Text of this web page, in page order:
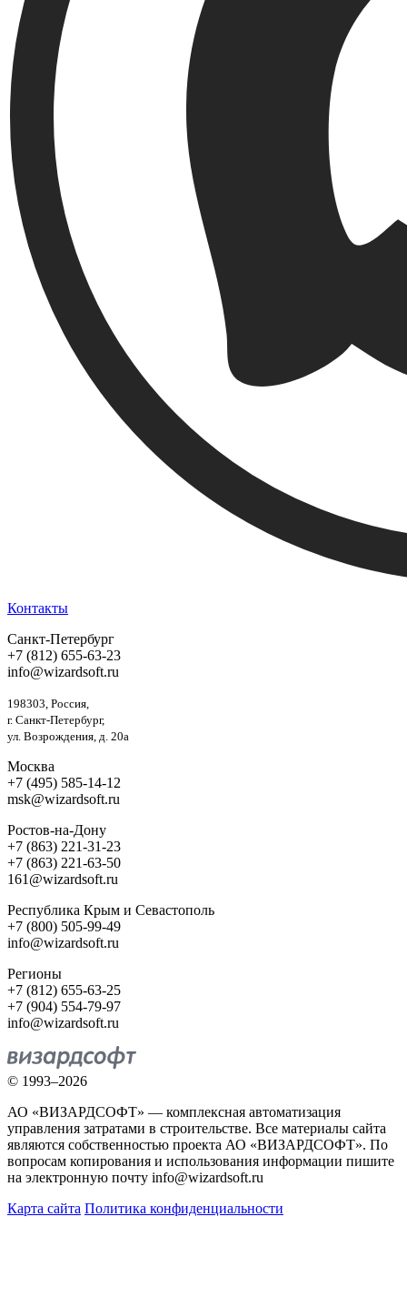
Контакты
Санкт-Петербург
+7 (812) 655-63-23
info@wizardsoft.ru
198303, Россия,
г. Санкт-Петербург,
ул. Возрождения, д. 20а
Москва
+7 (495) 585-14-12
msk@wizardsoft.ru
Ростов-на-Дону
+7 (863) 221-31-23
+7 (863) 221-63-50
161@wizardsoft.ru
Республика Крым и Севастополь
+7 (800) 505-99-49
info@wizardsoft.ru
Регионы
+7 (812) 655-63-25
+7 (904) 554-79-97
info@wizardsoft.ru
© 1993–2026
АО «ВИЗАРДСОФТ» — комплексная автоматизация
управления затратами в строительстве. Все материалы сайта
являются собственностью проекта АО «ВИЗАРДСОФТ». По
вопросам копирования и использования информации пишите
на электронную почту info@wizardsoft.ru
Карта сайта Политика конфиденциальности